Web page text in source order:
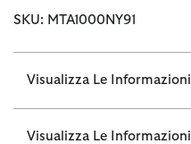
SKU: MTA1000NY91
Visualizza Le
Visualizza Le